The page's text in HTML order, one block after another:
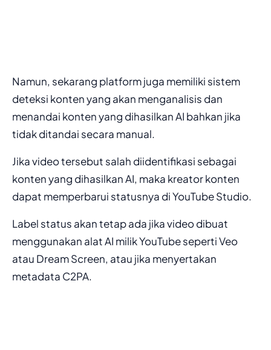
Namun, sekarang platform juga memiliki sistem
deteksi konten yang akan menganalisis dan
menandai konten yang dihasilkan AI bahkan jika
tidak ditandai secara manual.
Jika video tersebut salah diidentifikasi sebagai
konten yang dihasilkan AI, maka kreator konten
dapat memperbarui statusnya di YouTube Studio.
Label status akan tetap ada jika video dibuat
menggunakan alat AI milik YouTube seperti Veo
atau Dream Screen, atau jika menyertakan
metadata C2PA.